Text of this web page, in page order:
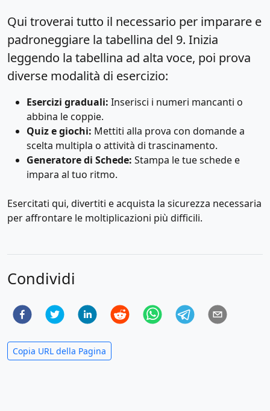
Qui troverai tutto il necessario per imparare e
padroneggiare la tabellina del 9. Inizia
leggendo la tabellina ad alta voce, poi prova
diverse modalità di esercizio:
Esercizi graduali: Inserisci i numeri mancanti o
abbina le coppie.
Quiz e giochi: Mettiti alla prova con domande a
scelta multipla o attività di trascinamento.
Generatore di Schede: Stampa le tue schede e
impara al tuo ritmo.
Esercitati qui, divertiti e acquista la sicurezza necessaria
per affrontare le moltiplicazioni più difficili.
Condividi
Copia URL della Pagina